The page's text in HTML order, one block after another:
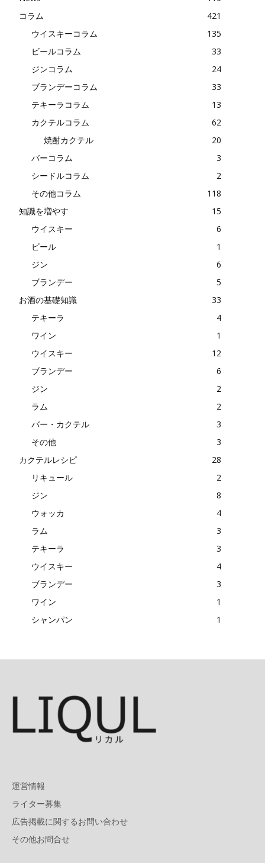
コラム
421
ウイスキーコラム
135
ビールコラム
33
ジンコラム
24
ブランデーコラム
33
テキーラコラム
13
カクテルコラム
62
焼酎カクテル
20
バーコラム
3
シードルコラム
2
その他コラム
118
知識を増やす
15
ウイスキー
6
ビール
1
ジン
6
ブランデー
5
お酒の基礎知識
33
テキーラ
4
ワイン
1
ウイスキー
12
ブランデー
6
ジン
2
ラム
2
バー・カクテル
3
その他
3
カクテルレシピ
28
リキュール
2
ジン
8
ウォッカ
4
ラム
3
テキーラ
3
ウイスキー
4
ブランデー
3
ワイン
1
シャンパン
1
運営情報
ライター募集
広告掲載に関するお問い合わせ
その他お問合せ